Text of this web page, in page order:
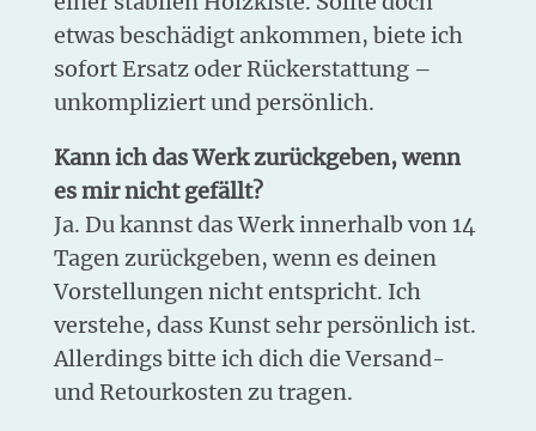
etwas beschädigt ankommen, biete ich
sofort Ersatz oder Rückerstattung –
unkompliziert und persönlich.
Kann ich das Werk zurückgeben, wenn
es mir nicht gefällt?
Ja. Du kannst das Werk innerhalb von 14
Tagen zurückgeben, wenn es deinen
Vorstellungen nicht entspricht. Ich
verstehe, dass Kunst sehr persönlich ist.
Allerdings bitte ich dich die Versand-
und Retourkosten zu tragen.